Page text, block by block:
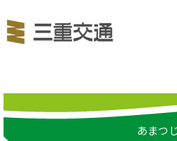
あまつ